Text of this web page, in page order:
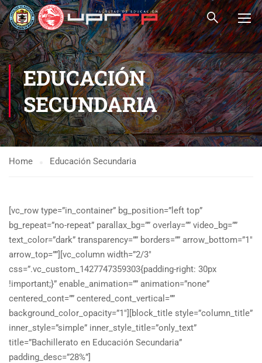
EDUCACIÓN
SECUNDARIA
Home Educación Secundaria
[vc_row type=”in_container” bg_position=”left top”
bg_repeat=”no-repeat” parallax_bg=”” overlay=”” video_bg=””
text_color=”dark” transparency=”” borders=”” arrow_bottom=”1″
arrow_top=””][vc_column width=”2/3″
css=”.vc_custom_1427747359303{padding-right: 30px
!important;}” enable_animation=”” animation=”none”
centered_cont=”” centered_cont_vertical=””
background_color_opacity=”1″][block_title style=”column_title”
inner_style=”simple” inner_style_title=”only_text”
title=”Bachillerato en Educación Secundaria”
padding_desc=”28%”]